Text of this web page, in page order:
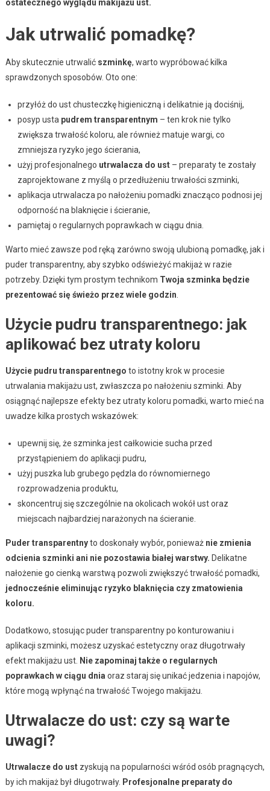
ostatecznego wyglądu makijażu ust.
Jak utrwalić pomadkę?
Aby skutecznie utrwalić szminkę, warto wypróbować kilka
sprawdzonych sposobów. Oto one:
przyłóż do ust chusteczkę higieniczną i delikatnie ją dociśnij,
posyp usta pudrem transparentnym – ten krok nie tylko
zwiększa trwałość koloru, ale również matuje wargi, co
zmniejsza ryzyko jego ścierania,
użyj profesjonalnego utrwalacza do ust– preparaty te zostały
zaprojektowane z myślą o przedłużeniu trwałości szminki,
aplikacja utrwalacza po nałożeniu pomadki znacząco podnosi jej
odporność na blaknięcie i ścieranie,
pamiętaj o regularnych poprawkach w ciągu dnia.
Warto mieć zawsze pod ręką zarówno swoją ulubioną pomadkę, jak i
puder transparentny, aby szybko odświeżyć makijaż w razie
potrzeby. Dzięki tym prostym technikom Twoja szminka będzie
prezentować się świeżo przez wiele godzin
Użycie pudru transparentnego: jak
aplikować bez utraty koloru
Użycie pudru transparentnego to istotny krok w procesie
utrwalania makijażu ust, zwłaszcza po nałożeniu szminki. Aby
osiągnąć najlepsze efekty bez utraty koloru pomadki, warto mieć na
uwadze kilka prostych wskazówek:
upewnij się, że szminka jest całkowicie sucha przed
przystąpieniem do aplikacji pudru,
użyj puszka lub grubego pędzla do równomiernego
rozprowadzenia produktu,
skoncentruj się szczególnie na okolicach wokół ust oraz
miejscach najbardziej narażonych na ścieranie.
Puder transparentnyto doskonały wybór, ponieważ nie zmienia
odcienia szminki ani nie pozostawia białej warstwy. Delikatne
nałożenie go cienką warstwą pozwoli zwiększyć trwałość pomadki,
jednocześnie eliminując ryzyko blaknięcia czy zmatowienia
koloru.
Dodatkowo, stosując puder transparentny po konturowaniu i
aplikacji szminki, możesz uzyskać estetyczny oraz długotrwały
efekt makijażu ust. Nie zapominaj także o regularnych
poprawkach w ciągu dnia oraz staraj się unikać jedzenia i napojów,
które mogą wpłynąć na trwałość Twojego makijażu.
Utrwalacze do ust: czy są warte
uwagi?
Utrwalacze do ustzyskują na popularności wśród osób pragnących,
by ich makijaż był długotrwały. Profesjonalne preparaty do